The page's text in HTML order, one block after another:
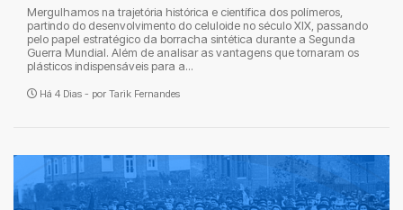
Mergulhamos na trajetória histórica e científica dos polímeros,
partindo do desenvolvimento do celuloide no século XIX, passando
pelo papel estratégico da borracha sintética durante a Segunda
Guerra Mundial. Além de analisar as vantagens que tornaram os
plásticos indispensáveis para a...
Há 4 Dias - por Tarik Fernandes